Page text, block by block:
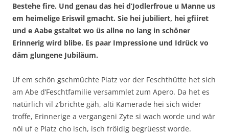
Bestehe fire. Und genau das hei d’Jodlerfroue u Manne us
em heimelige Eriswil gmacht. Sie hei jubiliert, hei gfiiret
und e Aabe gstaltet wo üs allne no lang in schöner
Erinnerig wird blibe. Es paar Impressione und Idrück vo
däm glungene Jubiläum.
Uf em schön gschmüchte Platz vor der Feschthütte het sich
am Abe d’Feschtfamilie versammlet zum Apero. Da het es
natürlich vil z’brichte gäh, alti Kamerade hei sich wider
troffe, Erinnerige a vergangeni Zyte si wach worde und wär
nöi uf e Platz cho isch, isch fröidig begrüesst worde.